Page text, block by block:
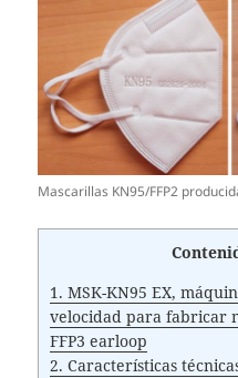
Mascarillas KN95/FFP2
1. MSK-KN95 EX,
velocidad para fabricar
FFP3 earloop
2. Características